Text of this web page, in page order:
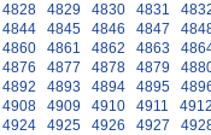
4828 4829 4830 4831
4844 4845 4846 4847
4860 4861 4862 4863
4876 4877 4878 4879
4892 4893 4894 4895
4908 4909 4910 4911
4924 4925 4926 4927